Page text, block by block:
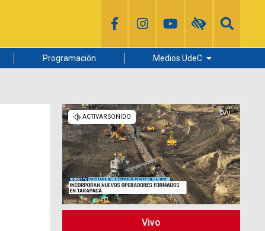
Programación Medios UdeC
Radio UdeC
Noticias UdeC
La Discusión
Vivo